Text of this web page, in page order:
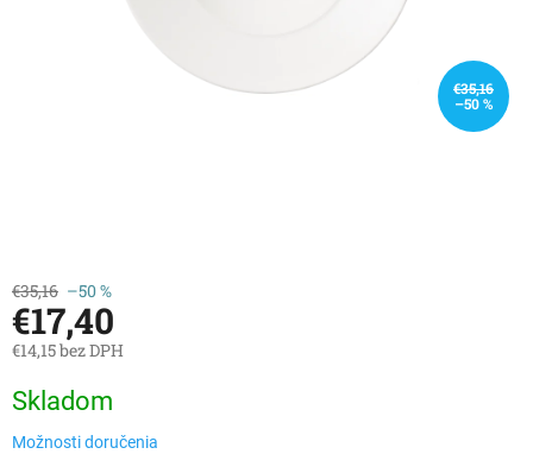
€35,16
–50 %
€35,16 –50 %
€17,40
€14,15 bez DPH
cena:
Skladom
Možnosti doručenia